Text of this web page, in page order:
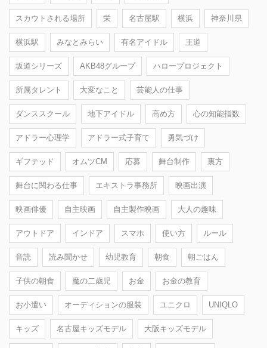
スカウトされる場所 栄 名古屋駅 横浜 神奈川県
横浜駅 みなとみらい 有名アイドル 王道
坂道シリーズ AKB48グループ ハロープロジェクト
所属タレント 大変なこと 芸能人の仕事
ダンススクール 地下アイドル 高め方 心の知能指数
アドラー心理学 アドラー式子育て 勇気づけ
ギフテッド オムツCM 応募 舞台制作 裏方
舞台に関わる仕事 エキストラ事務所 映画出演
映画俳優 自主映画 自主製作映画 大人の趣味
アウトドア インドア スマホ 使い方 ルール
音読 読み聞かせ 幼児教育 朝食 朝ごはん
子供の朝食 魔の二歳児 お金 お金の教育
お小遣い オーディションの服装 ユニクロ UNIQLO
キッズ 名古屋キッズモデル 大阪キッズモデル